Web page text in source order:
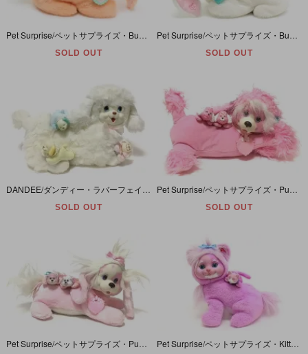
SOLD OUT SOLD OUT
SOLD OUT SOLD OUT